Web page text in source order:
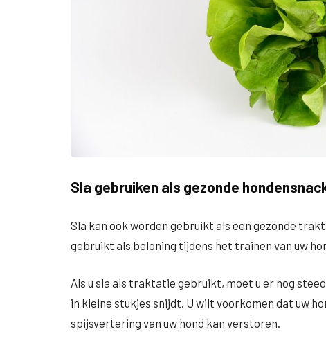
Sla gebruiken als gezonde
Sla kan ook worden gebruikt als een gezonde
gebruikt als beloning tijdens het trainen van uw
Als u sla als traktatie gebruikt, moet u er nog
in kleine stukjes snijdt. U wilt voorkomen dat uw
spijsvertering van uw hond kan verstoren.